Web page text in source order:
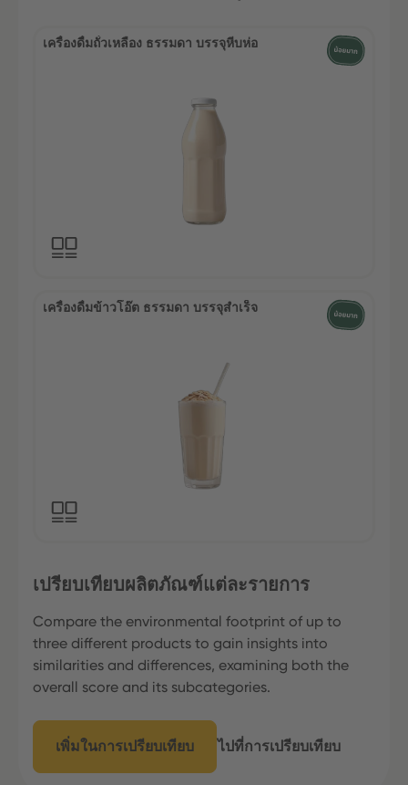
เครื่องดื่มถั่วเหลือง ธรรมดา บรรจุหีบห่อ
เครื่องดื่มข้าวโอ๊ต ธรรมดา บรรจุสำเร็จ
เปรียบเทียบผลิตภัณฑ์แต่ละรายการ
Compare the environmental footprint of up to
three different products to gain insights into
similarities and differences, examining both the
overall score and its subcategories.
เพิ่มในการเปรียบเทียบ ไปที่การเปรียบเทียบ